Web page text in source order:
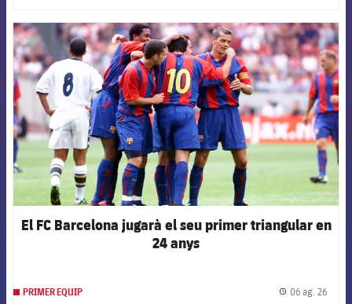
FCB Barcelona badge
El FC Barcelona jugarà el seu primer triangular en
24 anys
PRIMER EQUIP 06 ag. 26